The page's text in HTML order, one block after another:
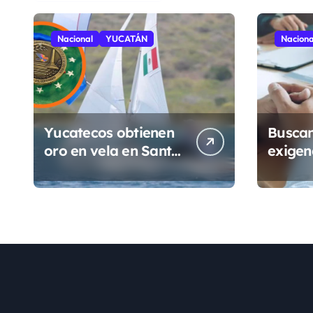
a
d
a
s
Nacional YUCATÁN
Yucatecos obtienen
oro en vela en Santo
Domingo